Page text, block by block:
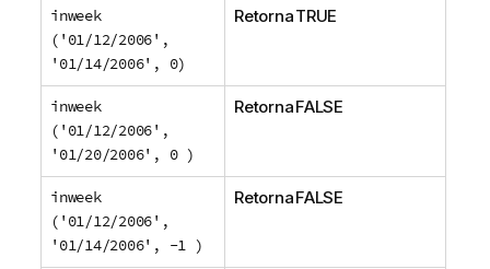
inweek
('01/12/2006',
'01/14/2006', 0)
Retorna TRUE
inweek
('01/12/2006',
'01/20/2006', 0 )
Retorna FALSE
inweek
('01/12/2006',
'01/14/2006', -1 )
Retorna FALSE